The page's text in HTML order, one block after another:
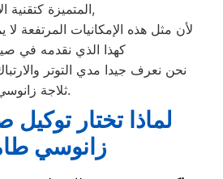
المتميزة كتقنية الانفلتر,
لأن مثل هذه الإمكانيات المرتفعة لا
كهذا الذي نقدمه في
نحن نعرف جيدا مدي التوتر
ثلاجة زانوسي.
لماذا تختار توكيل
زانوسي